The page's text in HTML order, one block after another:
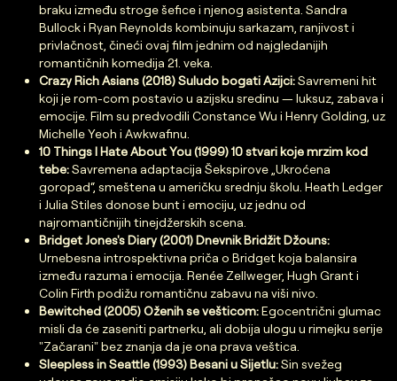
braku između stroge šefice i njenog asistenta. Sandra
Bullock i Ryan Reynolds kombinuju sarkazam, ranjivost i
privlačnost, čineći ovaj film jednim od najgledanijih
romantičnih komedija 21. veka.
Crazy Rich Asians (2018) Suludo bogati Azijci:Savremeni hit
koji je rom-com postavio u azijsku sredinu — luksuz, zabava i
emocije. Film su predvodili Constance Wu i Henry Golding, uz
Michelle Yeoh i Awkwafinu.
10 Things I Hate About You (1999) 10 stvari koje mrzim kod
tebe:Savremena adaptacija Šekspirove „Ukroćena
goropad“, smeštena u američku srednju školu. Heath Ledger
i Julia Stiles donose bunt i emociju, uz jednu od
najromantičnijih tinejdžerskih scena.
Bridget Jones's Diary (2001) Dnevnik Bridžit Džouns:
Urnebesna introspektivna priča o Bridget koja balansira
između razuma i emocija. Renée Zellweger, Hugh Grant i
Colin Firth podižu romantičnu zabavu na viši nivo.
Bewitched (2005) Oženih se vešticom:Egocentrični glumac
misli da će zaseniti partnerku, ali dobija ulogu u rimejku serije
"Začarani" bez znanja da je ona prava veštica.
Sleepless in Seattle (1993) Besani u Sijetlu:Sin svežeg